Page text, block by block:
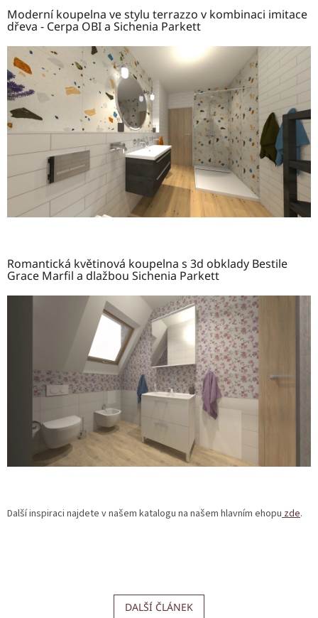
Moderní koupelna ve stylu terrazzo v kombinaci imitace
dřeva - Cerpa OBI a Sichenia Parkett
Romantická květinová koupelna s 3d obklady Bestile
Grace Marfil a dlažbou Sichenia Parkett
Další inspiraci najdete v našem katalogu na našem hlavním ehopu zde.
DALŠÍ ČLÁNEK